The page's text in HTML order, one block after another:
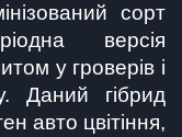
сорт
версія
у гроверів і
Даний гібрид
авто цвітіння,